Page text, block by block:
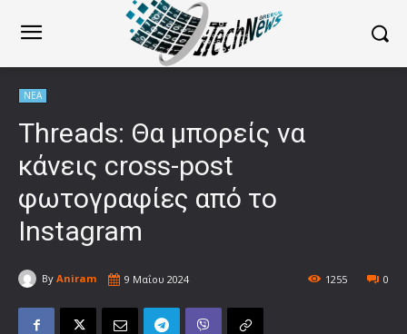
ΝΕΑ
Threads: Θα μπορείς να
κάνεις cross-post
φωτογραφίες από το
Instagram
By Aniram 9 Μαΐου 2024 0
1255